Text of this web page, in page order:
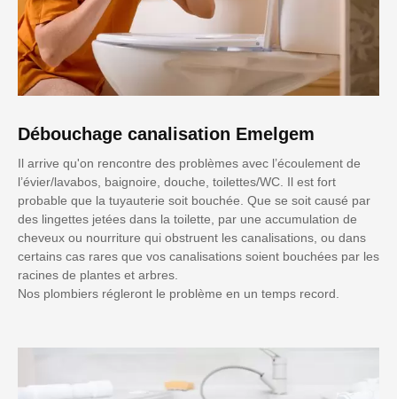
Débouchage canalisation Emelgem
Il arrive qu'on rencontre des problèmes avec l’écoulement de
l’évier/lavabos, baignoire, douche, toilettes/WC. Il est fort
probable que la tuyauterie soit bouchée. Que se soit causé par
des lingettes jetées dans la toilette, par une accumulation de
cheveux ou nourriture qui obstruent les canalisations, ou dans
certains cas rares que vos canalisations soient bouchées par les
racines de plantes et arbres.
Nos plombiers régleront le problème en un temps record.